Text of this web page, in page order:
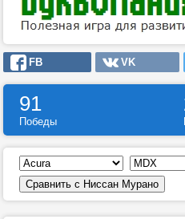
FB VK
91
Победы